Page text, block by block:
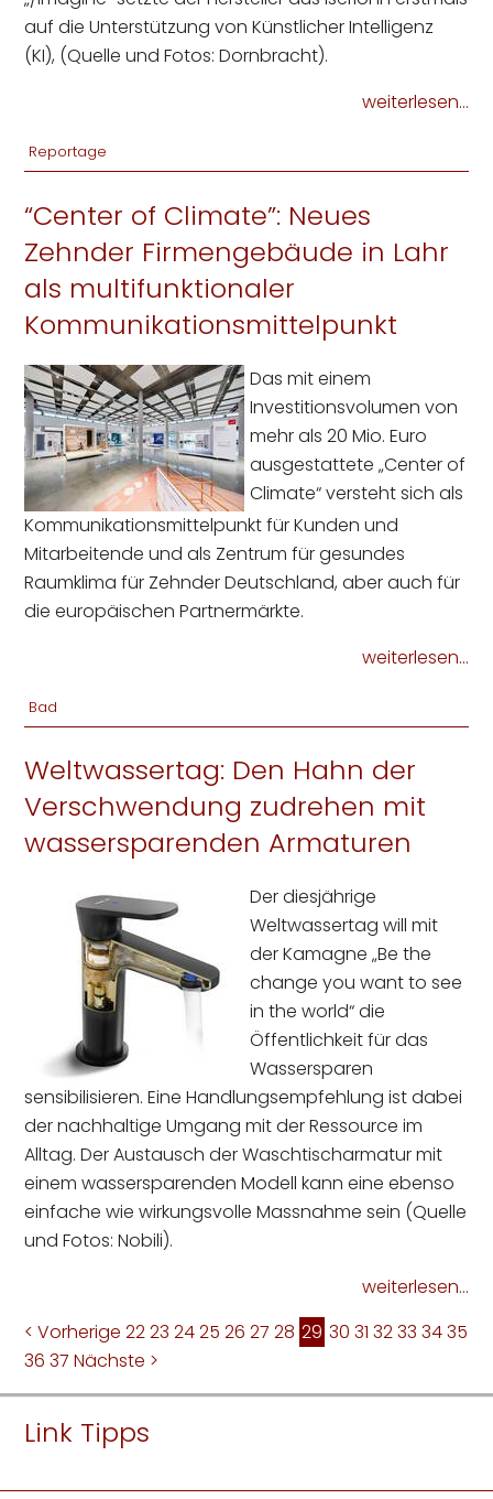
auf die Unterstützung von Künstlicher Intelligenz
(KI), (Quelle und Fotos: Dornbracht).
weiterlesen...
Reportage
“Center of Climate”: Neues
Zehnder Firmengebäude in Lahr
als multifunktionaler
Kommunikationsmittelpunkt
Das mit einem
Investitionsvolumen von
mehr als 20 Mio. Euro
ausgestattete „Center of
Climate“ versteht sich als
Kommunikationsmittelpunkt für Kunden und
Mitarbeitende und als Zentrum für gesundes
Raumklima für Zehnder Deutschland, aber auch für
die europäischen Partnermärkte.
weiterlesen...
Bad
Weltwassertag: Den Hahn der
Verschwendung zudrehen mit
wassersparenden Armaturen
Der diesjährige
Weltwassertag will mit
der Kamagne „Be the
change you want to see
in the world“ die
Öffentlichkeit für das
Wassersparen
sensibilisieren. Eine Handlungsempfehlung ist dabei
der nachhaltige Umgang mit der Ressource im
Alltag. Der Austausch der Waschtischarmatur mit
einem wassersparenden Modell kann eine ebenso
einfache wie wirkungsvolle Massnahme sein (Quelle
und Fotos: Nobili).
weiterlesen...
< Vorherige 2223 2425 26 27 28 29 30 31 3233 3435
36 37 Nächste >
Link Tipps